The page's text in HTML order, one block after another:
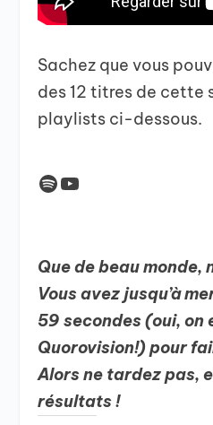
Sachez que vous
des 12 titres de cette
playlists ci-dessous.
Spotify YouTube
Que de beau monde,
Vous avez jusqu’à
59 secondes (oui,
Quorovision!) pour
Alors ne tardez pas,
résultats !